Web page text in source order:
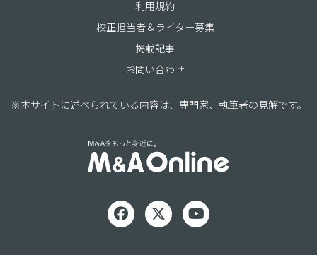
利用規約
校正担当者＆ライター募集
掲載記事
お問い合わせ
※本サイトに述べられている内容は、専門家、執筆者の見解です。